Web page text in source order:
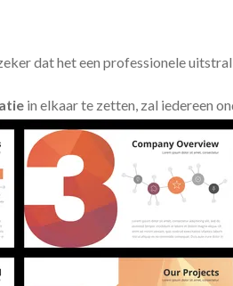
dat het een professionele
in elkaar te zetten, zal iedereen